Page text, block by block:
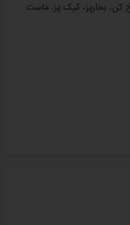
سرخ کن، بخارپز، کیک پز، ماست